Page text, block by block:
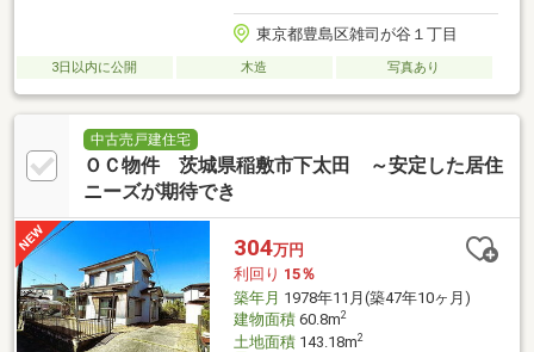
東京都豊島区雑司が谷１丁目
3日以内に公開 木造 写真あり
中古売戸建住宅
ＯＣ物件 茨城県稲敷市下太田 ～安定した居住
ニーズが期待でき
304万円
利回り 15％
築年月 1978年11月(築47年10ヶ月)
建物面積60.8m2
土地面積143.18m2